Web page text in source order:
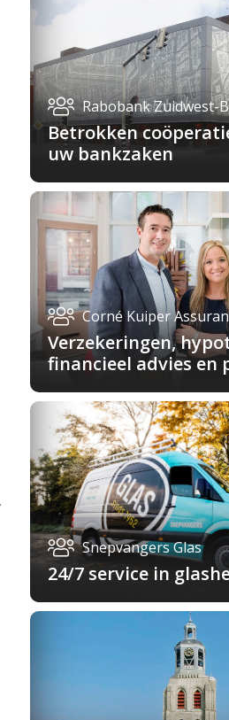
Rabobank Zuidwest-
Betrokken
uw bankzaken
Corné Kuiper
Verzekeringen,
financieel advies en
Snepvangers Glas
24/7 service in